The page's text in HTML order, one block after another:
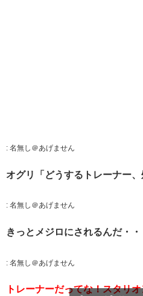
: 名無し＠あげません
オグリ「どうするトレーナー、
: 名無し＠あげません
きっとメジロにされるんだ・・
: 名無し＠あげません
トレーナーだってな！スタリオ